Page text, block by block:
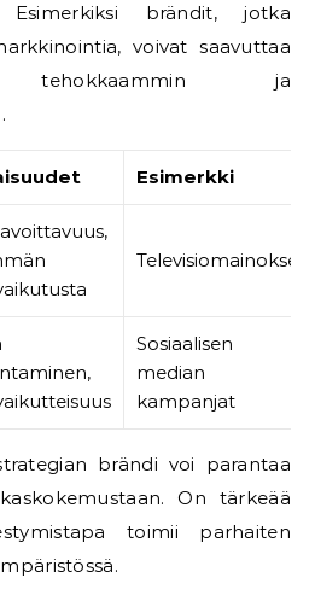
Esimerkiksi brändit, jotka
voivat saavuttaa
tehokkaammin ja
Esimerkki
Televisiomainokset
Sosiaalisen
median
kampanjat
brändi voi parantaa
On tärkeää
toimii parhaiten